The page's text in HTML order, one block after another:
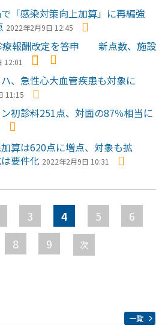
で「感染対策向上加算」に再編強
2022年2月9日 12:45
療報酬改定を答申 新点数、施設
12:01
ハ、急性心大血管疾患も対象に
11:15
ン初診料251点、対面の87％相当に
加算は620点に増点、対象も拡
要件化 2022年2月9日 10:31
3 4 5
6
8 9 次
一覧